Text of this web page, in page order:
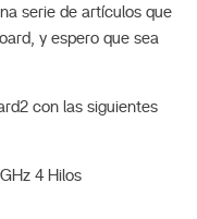
serie de artículos que
y espero que sea
con las siguientes
4 Hilos